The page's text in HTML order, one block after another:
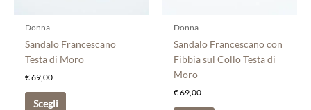
Donna
Sandalo Francescano
Testa di Moro
€69,00
Scegli
nella
pagina
Donna
Sandalo Francescano con
Fibbia sul Collo Testa di
Moro
€69,00
nella
pagina